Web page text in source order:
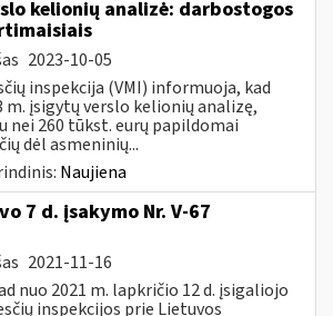
kelionių analizė: darbostogos
2023-10-05
inspekcija (VMI) informuoja, kad
m. įsigytų verslo kelionių analizę,
nei 260 tūkst. eurų papildomai
dėl asmeninių...
Naujiena
7 d. įsakymo Nr. V-67
2021-11-16
nuo 2021 m. lapkričio 12 d. įsigaliojo
inspekcijos prie Lietuvos